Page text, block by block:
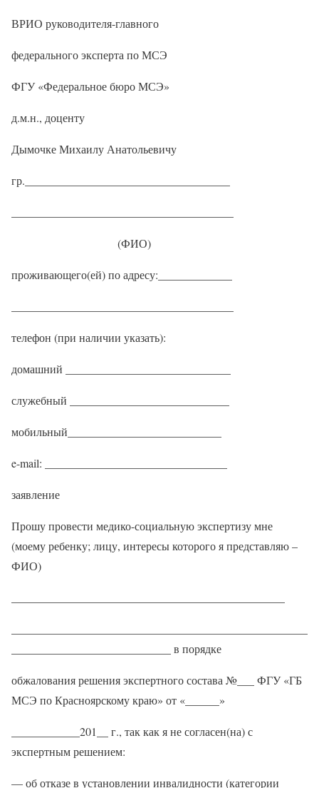
ВРИО руководителя-главного
федерального эксперта по МСЭ
ФГУ «Федеральное бюро МСЭ»
д.м.н., доценту
Дымочке Михаилу Анатольевичу
гр.____________________________________
(ФИО)
проживающего(ей) по адресу:_____________
телефон (при наличии указать):
домашний _____________________________
служебный ____________________________
мобильный___________________________
e-mail: ________________________________
заявление
Прошу провести медико-социальную экспертизу мне
(моему ребенку; лицу, интересы которого я представляю –
ФИО)
____________________________ в порядке
обжалования решения экспертного состава №___ ФГУ «ГБ
МСЭ по Красноярскому краю» от «______»
____________201__ г., так как я не согласен(на) с
экспертным решением:
— об отказе в установлении инвалидности (категории